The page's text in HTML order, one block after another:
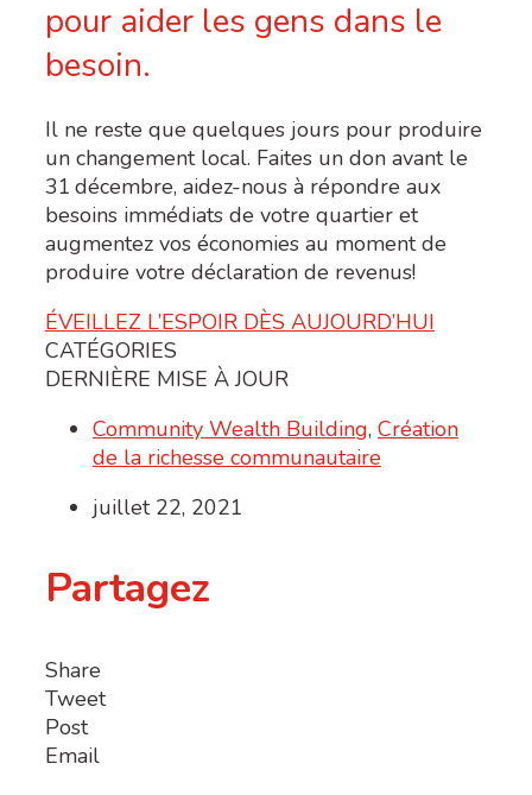
pour aider les gens dans le
besoin.
Il ne reste que quelques jours pour produire
un changement local. Faites un don avant le
31 décembre, aidez-nous à répondre aux
besoins immédiats de votre quartier et
augmentez vos économies au moment de
produire votre déclaration de revenus!
ÉVEILLEZ L’ESPOIR DÈS AUJOURD’HUI
CATÉGORIES
DERNIÈRE MISE À JOUR
Community Wealth Building, Création
de la richesse communautaire
juillet 22, 2021
Partagez
Share
Tweet
Post
Email